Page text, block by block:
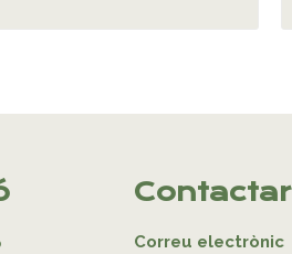
Contactar
Correu electrònic